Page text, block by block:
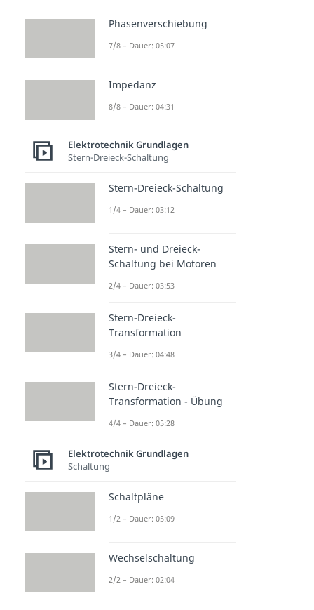
Phasenverschiebung
7/8 – Dauer: 05:07
Impedanz
8/8 – Dauer: 04:31
Elektrotechnik Grundlagen
Stern-Dreieck-Schaltung
Stern-Dreieck-Schaltung
1/4 – Dauer: 03:12
Stern- und Dreieck-
Schaltung bei Motoren
2/4 – Dauer: 03:53
Stern-Dreieck-
Transformation
3/4 – Dauer: 04:48
Stern-Dreieck-
Transformation - Übung
4/4 – Dauer: 05:28
Elektrotechnik Grundlagen
Schaltung
Schaltpläne
1/2 – Dauer: 05:09
Wechselschaltung
2/2 – Dauer: 02:04